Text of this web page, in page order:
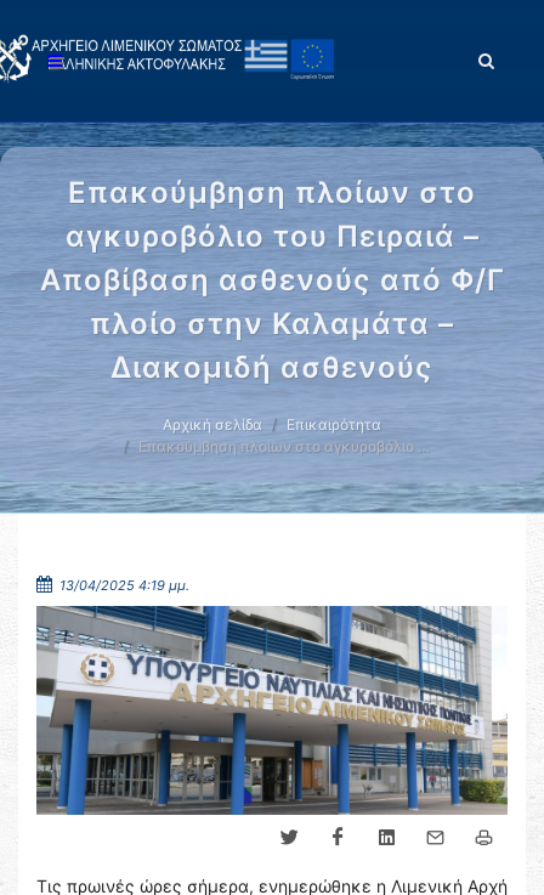
Επακούμβηση πλοίων στο
αγκυροβόλιο του Πειραιά –
Αποβίβαση ασθενούς από Φ/Γ
πλοίο στην Καλαμάτα –
Διακομιδή ασθενούς
Αρχική σελίδα
Επικαιρότητα
Επακούμβηση πλοίων στο αγκυροβόλιο …
13/04/2025 4:19 μμ.
Τις πρωινές ώρες σήμερα, ενημερώθηκε η Λιμενική Αρχή